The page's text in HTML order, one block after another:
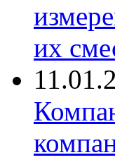
их